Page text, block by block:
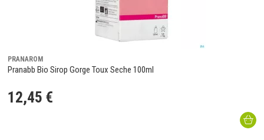
PRANAROM
Pranabb Bio Sirop Gorge Toux Seche 100ml
12,45 €